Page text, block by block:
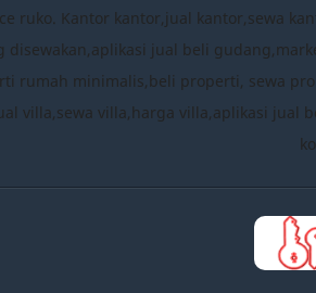
ruko. Kantor kantor,jual kantor,sewa
disewakan,aplikasi jual beli
rumah minimalis,beli properti, sewa
villa,sewa villa,harga villa,aplikasi jual